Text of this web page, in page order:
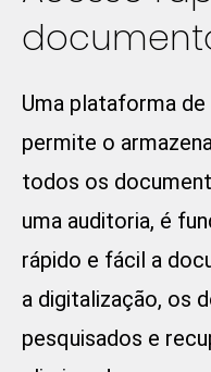
Uma plataforma
permite o
todos os
uma auditoria, é
rápido e fácil a
a digitalização, os
pesquisados e